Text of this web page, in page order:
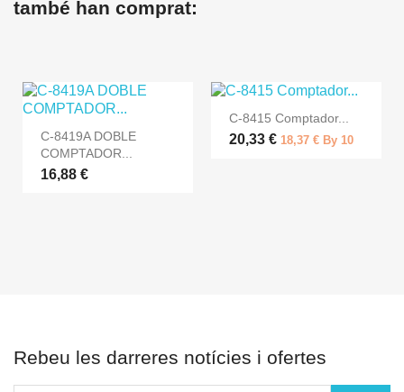
també han comprat:
C-8419A DOBLE
COMPTADOR...
16,88 €
C-8415 Comptador...
20,33 € 18,37 € By 10
Rebeu les darreres notícies i ofertes